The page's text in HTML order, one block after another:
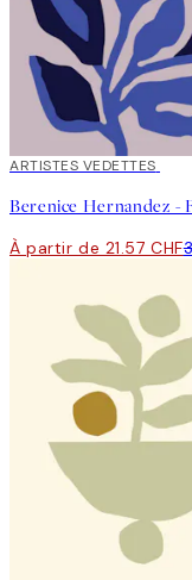
40%*
ARTISTES VEDETTES
À partir de 21.57 CHF